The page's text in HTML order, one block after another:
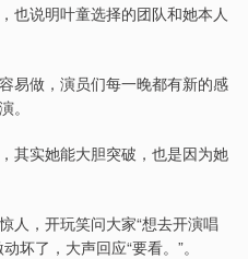
也说明叶童选择的团队和她本人
易做，演员们每一晚都有新的感
。
其实她能大胆突破，也是因为她
人，开玩笑问大家“想去开演唱
坏了，大声回应“要看。”。